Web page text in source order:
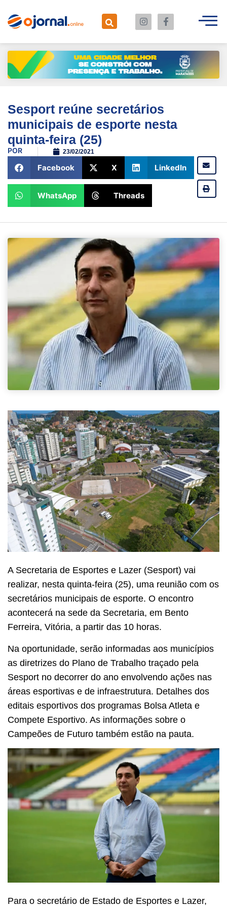
Sesport reúne secretários
municipais de esporte nesta
quinta-feira (25)
POR 23/02/2021
Facebook X LinkedIn
WhatsApp Threads
A Secretaria de Esportes e Lazer (Sesport) vai
realizar, nesta quinta-feira (25), uma reunião com os
secretários municipais de esporte. O encontro
acontecerá na sede da Secretaria, em Bento
Ferreira, Vitória, a partir das 10 horas.
Na oportunidade, serão informadas aos municípios
as diretrizes do Plano de Trabalho traçado pela
Sesport no decorrer do ano envolvendo ações nas
áreas esportivas e de infraestrutura. Detalhes dos
editais esportivos dos programas Bolsa Atleta e
Compete Esportivo. As informações sobre o
Campeões de Futuro também estão na pauta.
Para o secretário de Estado de Esportes e Lazer,